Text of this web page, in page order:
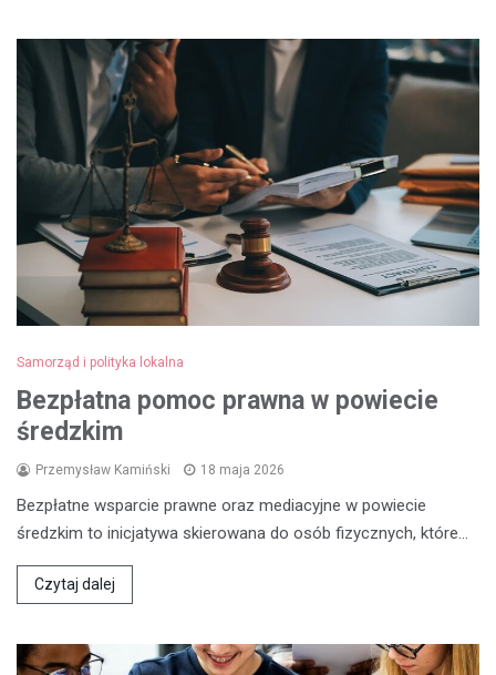
Samorząd i polityka lokalna
Bezpłatna pomoc prawna w powiecie
średzkim
Przemysław Kamiński 18 maja 2026
Bezpłatne wsparcie prawne oraz mediacyjne w powiecie
średzkim to inicjatywa skierowana do osób fizycznych, które…
Czytaj dalej